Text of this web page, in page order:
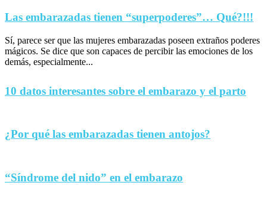
Las embarazadas tienen “superpoderes”… Qué?!!!
Sí, parece ser que las mujeres embarazadas poseen extraños poderes
mágicos. Se dice que son capaces de percibir las emociones de los
demás, especialmente...
10 datos interesantes sobre el embarazo y el parto
¿Por qué las embarazadas tienen antojos?
“Síndrome del nido” en el embarazo